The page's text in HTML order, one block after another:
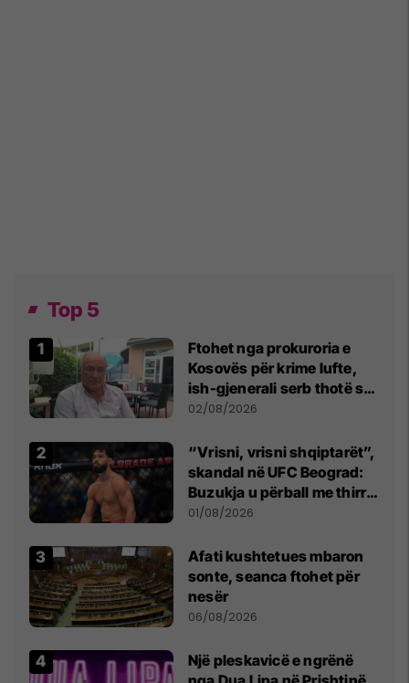
Top 5
Ftohet nga prokuroria e
Kosovës për krime lufte,
ish-gjenerali serb thotë se
dikush e tradhtoi në
02/08/2026
“Vrisni, vrisni shqiptarët”,
skandal në UFC Beograd:
Buzukja u përball me thirrje
anti-shqiptare nga
01/08/2026
Afati kushtetues mbaron
sonte, seanca ftohet për
nesër
06/08/2026
Një pleskavicë e ngrënë